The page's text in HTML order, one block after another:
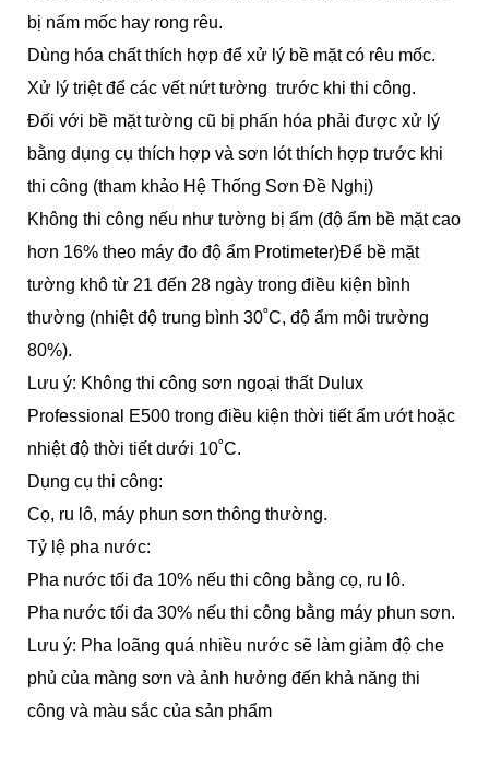
bị nấm mốc hay rong rêu.
Dùng hóa chất thích hợp để xử lý bề mặt có rêu mốc.
Xử lý triệt để các vết nứt tường trước khi thi công.
Đối với bề mặt tường cũ bị phấn hóa phải được xử lý
bằng dụng cụ thích hợp và sơn lót thích hợp trước khi
thi công (tham khảo Hệ Thống Sơn Đề Nghị)
Không thi công nếu như tường bị ẩm (độ ẩm bề mặt cao
hơn 16% theo máy đo độ ẩm Protimeter)Để bề mặt
tường khô từ 21 đến 28 ngày trong điều kiện bình
thường (nhiệt độ trung bình 30˚C, độ ẩm môi trường
80%).
Lưu ý: Không thi công sơn ngoại thất Dulux
Professional E500 trong điều kiện thời tiết ẩm ướt hoặc
nhiệt độ thời tiết dưới 10˚C.
Dụng cụ thi công:
Cọ, ru lô, máy phun sơn thông thường.
Tỷ lệ pha nước:
Pha nước tối đa 10% nếu thi công bằng cọ, ru lô.
Pha nước tối đa 30% nếu thi công bằng máy phun sơn.
Lưu ý: Pha loãng quá nhiều nước sẽ làm giảm độ che
phủ của màng sơn và ảnh hưởng đến khả năng thi
công và màu sắc của sản phẩm